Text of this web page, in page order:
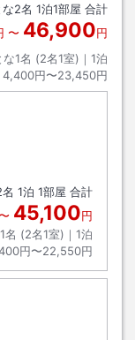
な2名 1泊1部屋 合計
〜 46,900円
な1名 (2名1室)｜ 1泊
4,400円〜23,450円
名 1泊 1部屋 合計
45,100円
名 (2名1室)｜ 1泊
円〜22,550円